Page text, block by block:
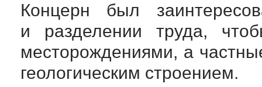
Концерн был
и разделении труда,
месторождениями, а
геологическим строением.